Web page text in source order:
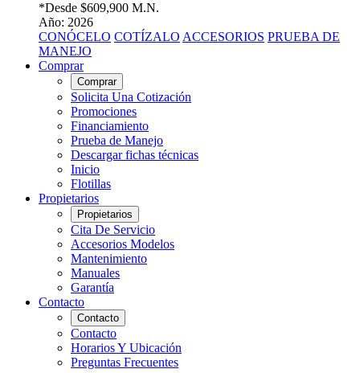
*Desde $609,900 M.N.
Año: 2026
CONÓCELO COTÍZALO ACCESORIOS PRUEBA DE
MANEJO
Comprar
Comprar
Solicita Una Cotización
Promociones
Financiamiento
Prueba de Manejo
Descargar fichas técnicas
Inicio
Flotillas
Propietarios
Propietarios
Cita De Servicio
Accesorios Modelos
Mantenimiento
Manuales
Garantía
Contacto
Contacto
Contacto
Horarios Y Ubicación
Preguntas Frecuentes